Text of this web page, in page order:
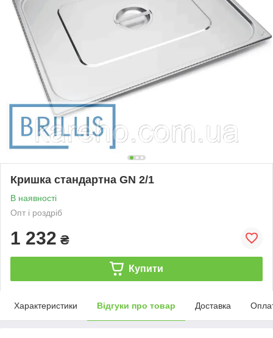
Кришка стандартна GN 2/1
В наявності
Опт і роздріб
1 232 ₴
Купити
Характеристики Відгуки про товар Доставка